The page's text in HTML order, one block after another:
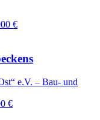
€
e.V. – Bau- und
€